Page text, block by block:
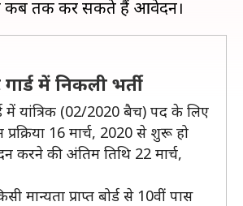
में निकली भर्ती
में यांत्रिक (02/2020 बैच) पद के लिए
16 मार्च, 2020 से शुरू हो
करने की अंतिम तिथि 22 मार्च,
मान्यता प्राप्त बोर्ड से 10वीं पास